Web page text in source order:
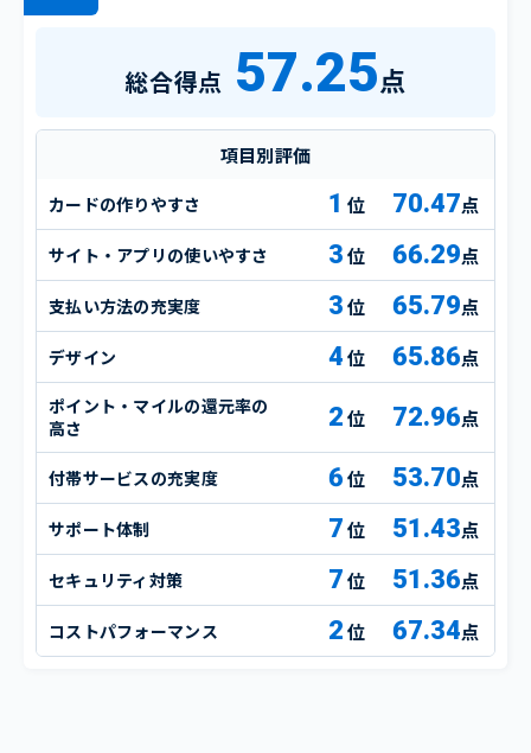
総合得点 57.25点
項目別評価
カードの作りやすさ 1 70.47点
サイト・アプリの使いやすさ 3 66.29点
支払い方法の充実度 3 65.79点
デザイン 4 65.86点
ポイント・マイルの還元率の
高さ
2 72.96点
付帯サービスの充実度 6 53.70点
サポート体制 7 51.43点
セキュリティ対策 7 51.36点
コストパフォーマンス 2 67.34点